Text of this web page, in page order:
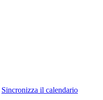
Sincronizza il calendario